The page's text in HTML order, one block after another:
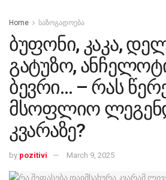
Home საზოგადოება
ბუფონი, კაკა,
გატუზო,
ბევრი… – რას
მსოფლიო
კვარაზე?
by pozitivi March 9, 2025